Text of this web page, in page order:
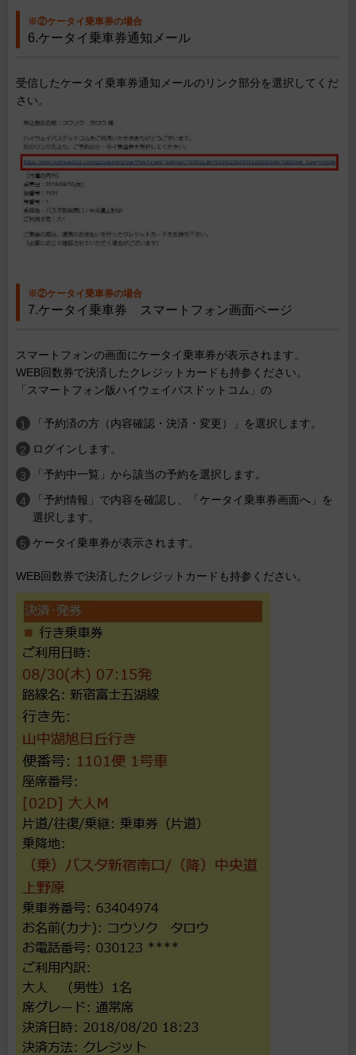
※②ケータイ乗車券の場合
6.ケータイ乗車券通知メール
受信したケータイ乗車券通知メールのリンク部分を選択してくだ
さい。
※②ケータイ乗車券の場合
7.ケータイ乗車券 スマートフォン画面ページ
スマートフォンの画面にケータイ乗車券が表示されます。
WEB回数券で決済したクレジットカードも持参ください。
「スマートフォン版ハイウェイバスドットコム」の
「予約済の方（内容確認・決済・変更）」を選択します。
ログインします。
「予約中一覧」から該当の予約を選択します。
「予約情報」で内容を確認し、「ケータイ乗車券画面へ」を
選択します。
ケータイ乗車券が表示されます。
WEB回数券で決済したクレジットカードも持参ください。